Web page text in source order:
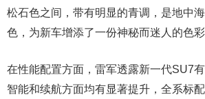
松石色之间，带有明显的青调，是地中
色，为新车增添了一份神秘而迷人的色彩
在性能配置方面，雷军透露新一代SU7有
智能和续航方面均有显著提升，全系标